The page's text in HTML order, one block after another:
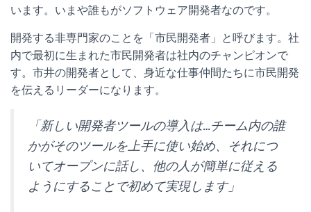
います。いまや誰もがソフトウェア開発者なのです。
開発する非専門家のことを「市民開発者」と呼びます。社
内で最初に生まれた市民開発者は社内のチャンピオンで
す。市井の開発者として、身近な仕事仲間たちに市民開発
を伝えるリーダーになります。
「新しい開発者ツールの導入は…チーム内の誰
かがそのツールを上手に使い始め、それにつ
いてオープンに話し、他の人が簡単に従える
ようにすることで初めて実現します」